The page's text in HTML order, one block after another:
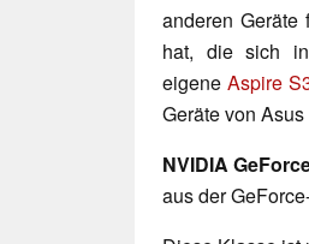
anderen Geräte
hat, die sich
eigene Aspire
Geräte von
NVIDIA
aus der